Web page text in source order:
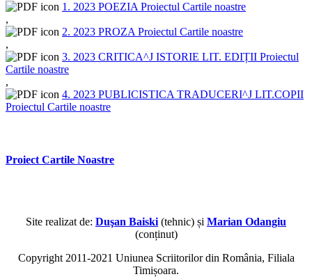
1. 2023 POEZIA Proiectul Cartile noastre
,
2. 2023 PROZA Proiectul Cartile noastre
,
3. 2023 CRITICA^J ISTORIE LIT. EDIȚII Proiectul
Cartile noastre
,
4. 2023 PUBLICISTICA TRADUCERI^J LIT.COPII
Proiectul Cartile noastre
Proiect Cartile Noastre
Site realizat de: Duşan Baiski (tehnic) și Marian Odangiu
(conținut)
Copyright 2011-2021 Uniunea Scriitorilor din România, Filiala
Timișoara.